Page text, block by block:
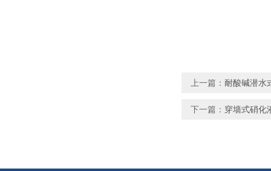
上一篇： 耐酸碱潜水
下一篇： 穿墙式硝化